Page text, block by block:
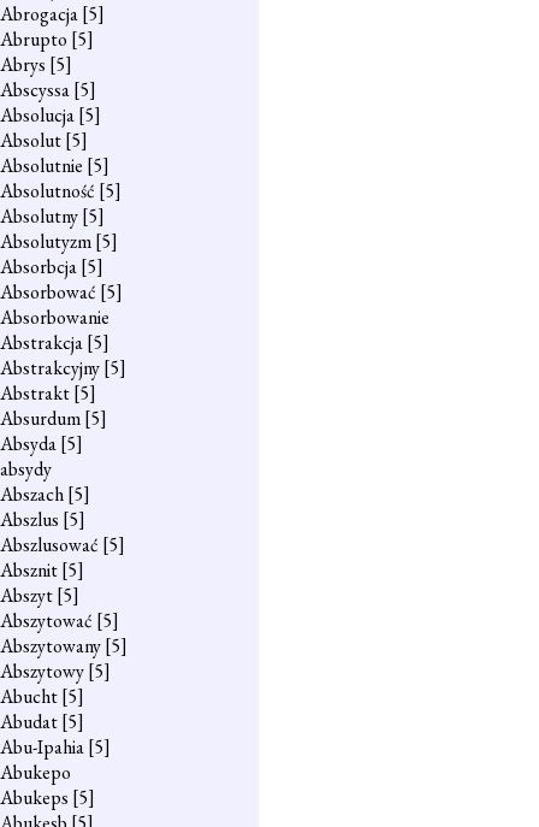
Abrogacja[5]
Abrupto [5]
Abrys [5]
Abscyssa[5]
Absolucja[5]
Absolut[5]
Absolutnie [5]
Absolutność [5]
Absolutny[5]
Absolutyzm[5]
Absorbcja[5]
Absorbować [5]
Absorbowanie
Abstrakcja[5]
Abstrakcyjny[5]
Abstrakt[5]
Absurdum[5]
Absyda[5]
absydy
Abszach[5]
Abszlus [5]
Abszlusować [5]
Absznit[5]
Abszyt[5]
Abszytować [5]
Abszytowany[5]
Abszytowy[5]
Abucht[5]
Abudat[5]
Abu-Ipahia[5]
Abukepo
Abukeps [5]